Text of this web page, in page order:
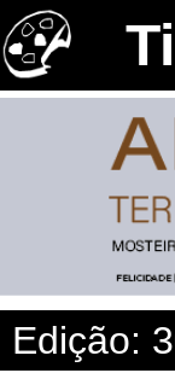
Edição: